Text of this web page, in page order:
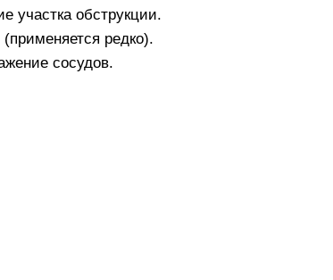
участка обструкции.
редко).
сосудов.